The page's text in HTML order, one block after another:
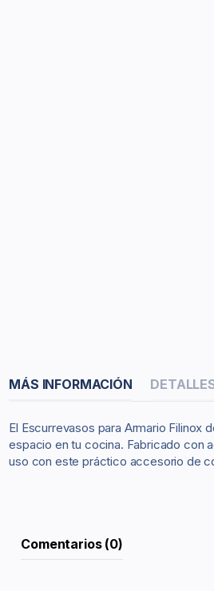
MÁS INFORMACIÓN
El Escurrevasos para Armario
espacio en tu cocina. Fabricado con
uso con este práctico accesorio de
Comentarios (0)